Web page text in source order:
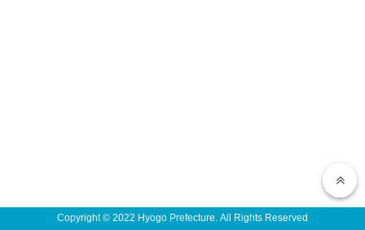
Copyright © 2022 Hyogo Prefecture. All Rights Reserved